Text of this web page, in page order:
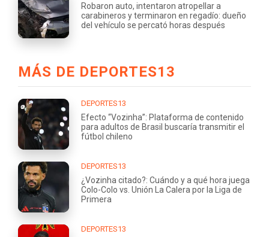
Robaron auto, intentaron atropellar a
carabineros y terminaron en regadío: dueño
del vehículo se percató horas después
MÁS DE DEPORTES13
DEPORTES13
Efecto “Vozinha”: Plataforma de contenido
para adultos de Brasil buscaría transmitir el
fútbol chileno
DEPORTES13
¿Vozinha citado?: Cuándo y a qué hora juega
Colo-Colo vs. Unión La Calera por la Liga de
Primera
DEPORTES13